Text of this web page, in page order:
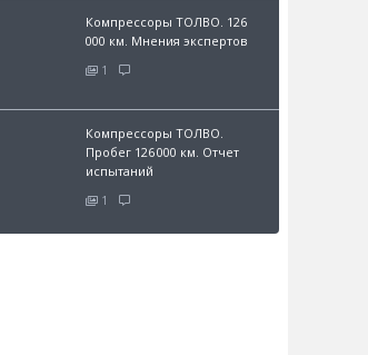
Компрессоры ТОЛВО. 126
000 км. Мнения экспертов
1
Компрессоры ТОЛВО.
Пробег 126 000 км. Отчет
испытаний
1